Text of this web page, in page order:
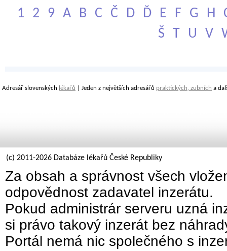
1 2 9 A B C Č D Ď E F G H
Š
T U V
Adresář slovenských lékařů | Jeden z největších adresářů praktických, zubních a
(c) 2011-2026 Databáze lékařů České Republiky
Za obsah a správnost všech
odpovědnost zadavatel inzerátu.
Pokud administrár serveru uzná
si právo takový inzerát bez
Portál nemá nic společného s